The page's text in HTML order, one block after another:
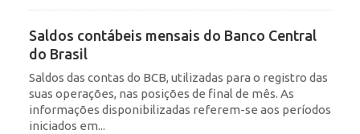
Saldos contábeis mensais do Banco Central
do Brasil
Saldos das contas do BCB, utilizadas para o registro das
suas operações, nas posições de final de mês. As
informações disponibilizadas referem-se aos períodos
iniciados em...